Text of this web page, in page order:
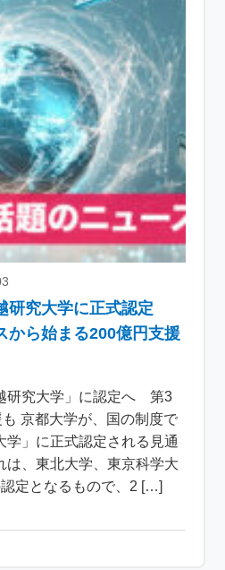
研究大学に正式認定
ら始まる200億円支援
研究大学」に認定へ 第3
京都大学が、国の制度で
学」に正式認定される見通
は、東北大学、東京科学大
定となるもので、2 […]